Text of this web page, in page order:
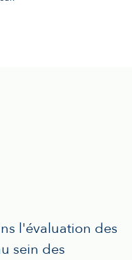
l'évaluation des
sein des